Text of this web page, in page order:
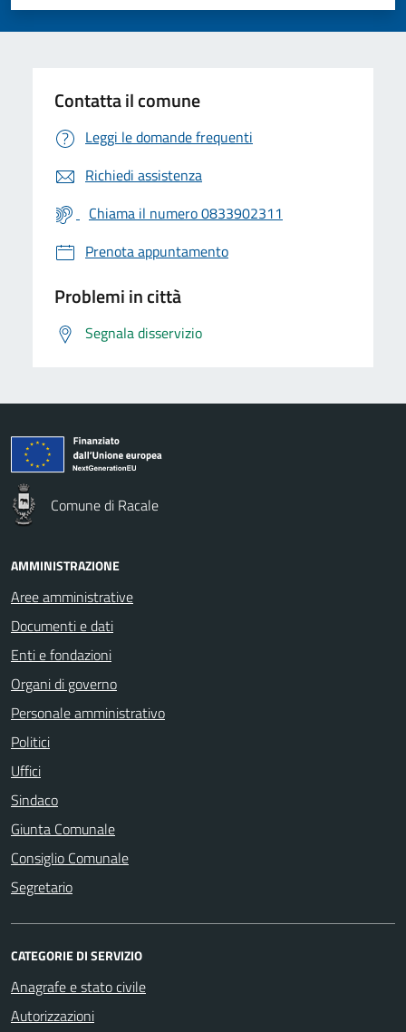
Valuta 5 stelle su 5
Valuta 4 stelle su 5
Valuta 3 stelle su 5
Valuta 2 stelle su 5
Valuta 1 stelle su 5
Contatta il comune
Leggi le domande frequenti
Richiedi assistenza
Chiama il numero 0833902311
Prenota appuntamento
Problemi in città
Segnala disservizio
Comune di Racale
AMMINISTRAZIONE
Aree amministrative
Documenti e dati
Enti e fondazioni
Organi di governo
Personale amministrativo
Politici
Uffici
Sindaco
Giunta Comunale
Consiglio Comunale
Segretario
CATEGORIE DI SERVIZIO
Anagrafe e stato civile
Autorizzazioni